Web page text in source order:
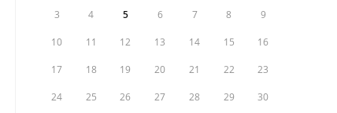
3 4 5 6 7 8 9
10 11 12 13 14 15 16
17 18 19 20 21 22 23
24 25 26 27 28 29 30